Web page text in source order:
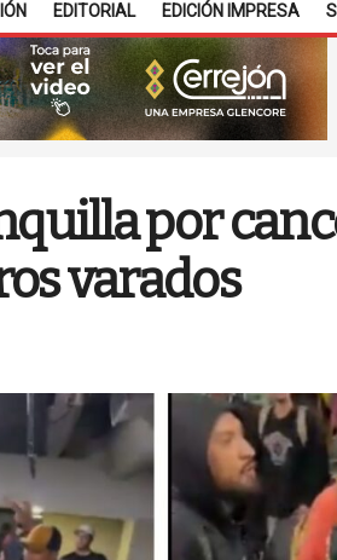
EDITORIAL EDICIÓN IMPRESA
por
varados